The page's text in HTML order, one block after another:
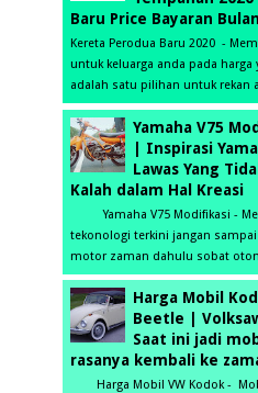
Baru Price Bayaran
Kereta Perodua Baru 2020 -
untuk keluarga anda pada harga
adalah satu pilihan untuk rekan
Yamaha V75
| Inspirasi
Lawas Yang
Kalah dalam Hal Kreasi
Yamaha V75 Modifikasi -
tekonologi terkini jangan
motor zaman dahulu sobat
Harga Mobil
Beetle |
Saat ini jadi
rasanya kembali ke
Harga Mobil VW Kodok -